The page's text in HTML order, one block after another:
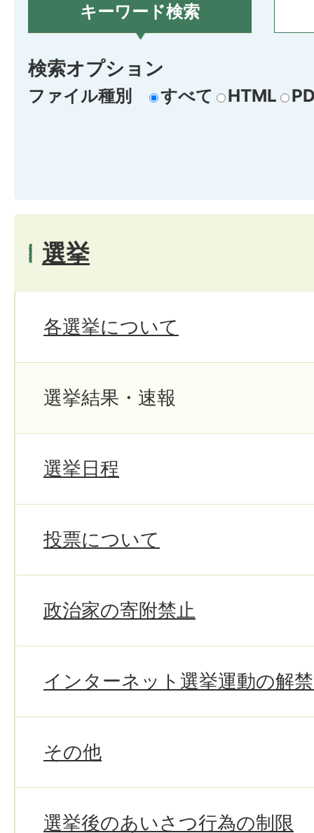
キーワード検索
検索オプション
ファイル種別 すべて HTML
選挙
各選挙について
選挙結果・速報
選挙日程
投票について
政治家の寄附禁止
インターネット選挙運動の解
その他
選挙後のあいさつ行為の制限